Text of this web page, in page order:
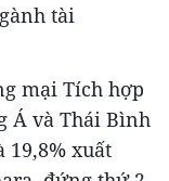
tài
mại Tích hợp
Á và Thái Bình
19,8% xuất